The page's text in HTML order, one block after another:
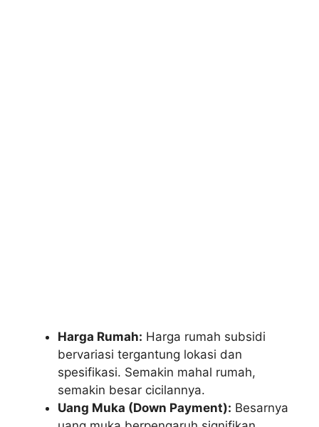
Harga Rumah: Harga rumah subsidi
bervariasi tergantung lokasi dan
spesifikasi. Semakin mahal rumah,
semakin besar cicilannya.
Uang Muka (Down Payment): Besarnya